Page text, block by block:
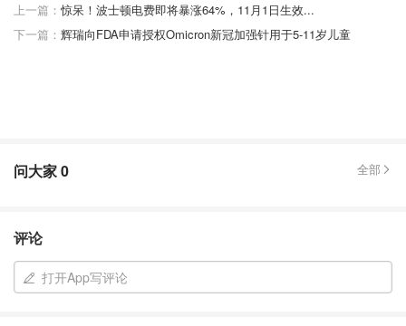
皮肤状况不好的情况下 涂他并不会有很大的作用 在这个方
面我还是偏向于lamer。
效果 这个小缺点 我可以的。 这款对于我经期时候的痘痘啊
的。这款我一般都是晚上用 白天用 有点小贵啊[害羞R][害羞
R][害羞R][害羞R][害羞R]
第四款 nature bisse 这是一款西班牙是牌子 我刚刚才使用
了一个月 我的结论是 我很喜欢。 这款味道很香 如果对香味
上一篇： 惊呆！波士顿电费即将暴涨64%，11月1日生效...
下一篇： 辉瑞向FDA申请授权Omicron新冠加强针用于5-11岁儿童
问大家0 全部
评论
打开App写评论